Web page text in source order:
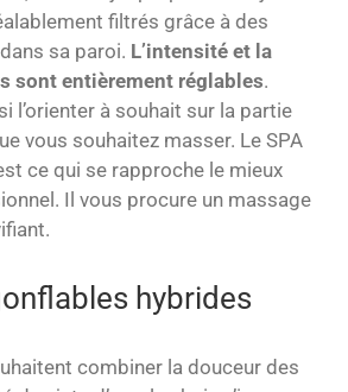
filtrés grâce à des
sa paroi. L’intensité et la
sont entièrement réglables.
l’orienter à souhait sur la partie
vous souhaitez masser. Le SPA
ce qui se rapproche le mieux
Il vous procure un massage
hybrides
combiner la douceur des